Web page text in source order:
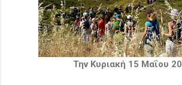
Την Κυριακή 15 Μαΐου